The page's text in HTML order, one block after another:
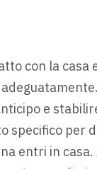
con la casa
e
specifico per
entri in